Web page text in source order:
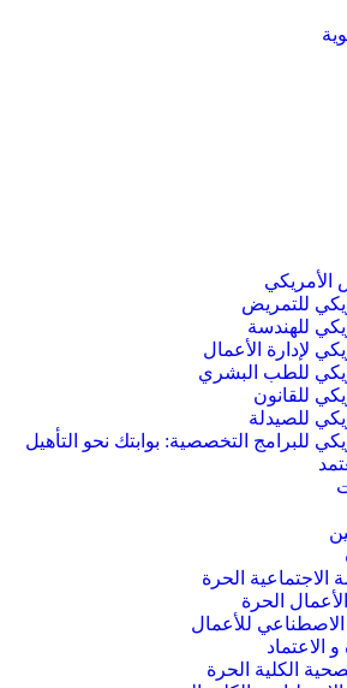
للتمريض
للهندسة
لإدارة الأعمال
للطب البشري
للقانون
للصيدلة
للبرامج التخصصية: بوابتك نحو التأهيل
الاجتماعية الحرة
الحرة
الاصطناعي للأعمال
الاعتماد
الكلية الحرة